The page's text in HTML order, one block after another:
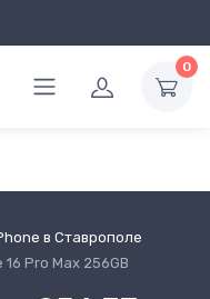
0
в Ставрополе
Pro Max 256GB